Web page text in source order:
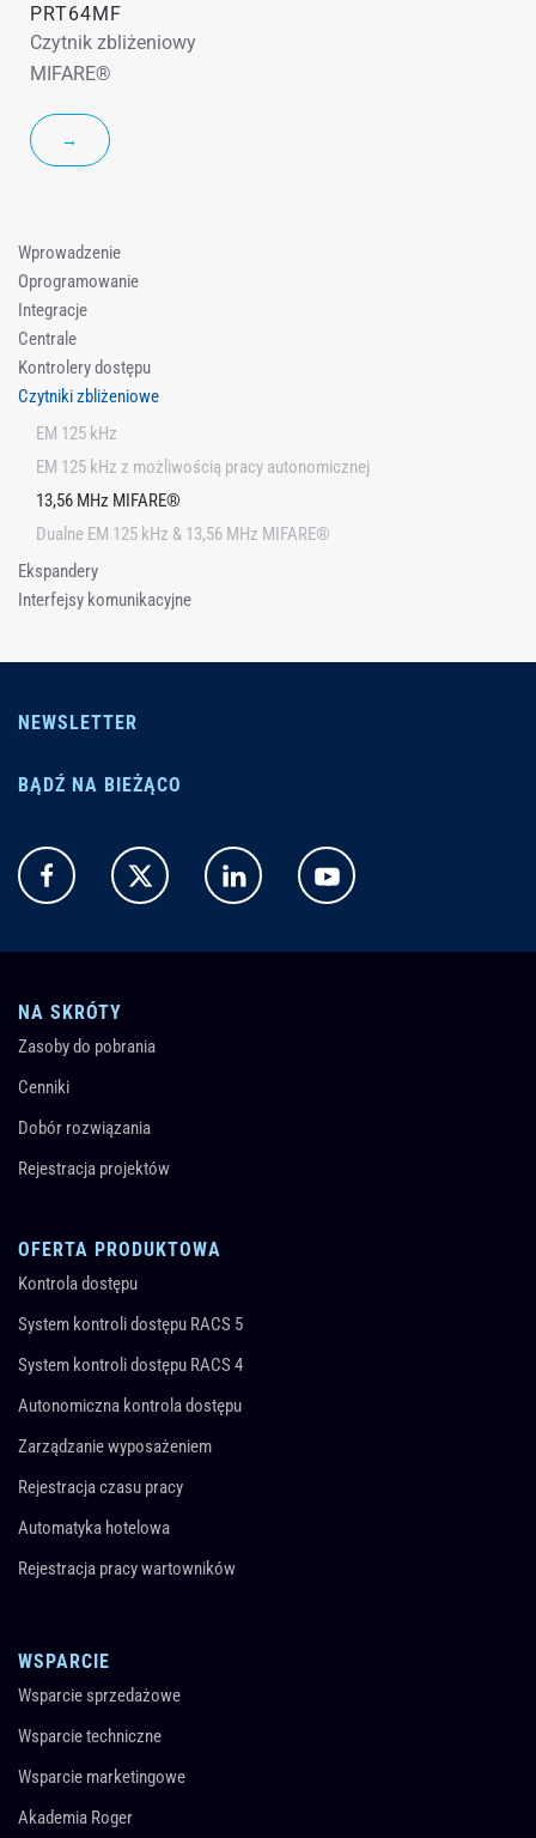
Wprowadzenie
Oprogramowanie
Integracje
Centrale
Kontrolery dostępu
Czytniki zbliżeniowe
EM 125 kHz
EM 125 kHz z możliwością pracy autonomicznej
13,56 MHz MIFARE®
Dualne EM 125 kHz & 13,56 MHz MIFARE®
Ekspandery
Interfejsy komunikacyjne
PRT64MF
Czytnik zbliżeniowy
MIFARE®
→
NEWSLETTER
BĄDŹ NA BIEŻĄCO
NA SKRÓTY
Zasoby do pobrania
Cenniki
Dobór rozwiązania
Rejestracja projektów
OFERTA PRODUKTOWA
Kontrola dostępu
System kontroli dostępu RACS 5
System kontroli dostępu RACS 4
Autonomiczna kontrola dostępu
Zarządzanie wyposażeniem
Rejestracja czasu pracy
Automatyka hotelowa
Rejestracja pracy wartowników
WSPARCIE
Wsparcie sprzedażowe
Wsparcie techniczne
Wsparcie marketingowe
Akademia Roger